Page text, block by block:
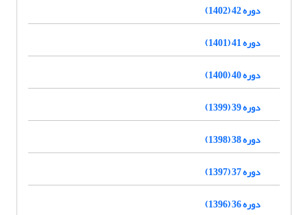
دوره 42 (1402)
دوره 41 (1401)
دوره 40 (1400)
دوره 39 (1399)
دوره 38 (1398)
دوره 37 (1397)
دوره 36 (1396)